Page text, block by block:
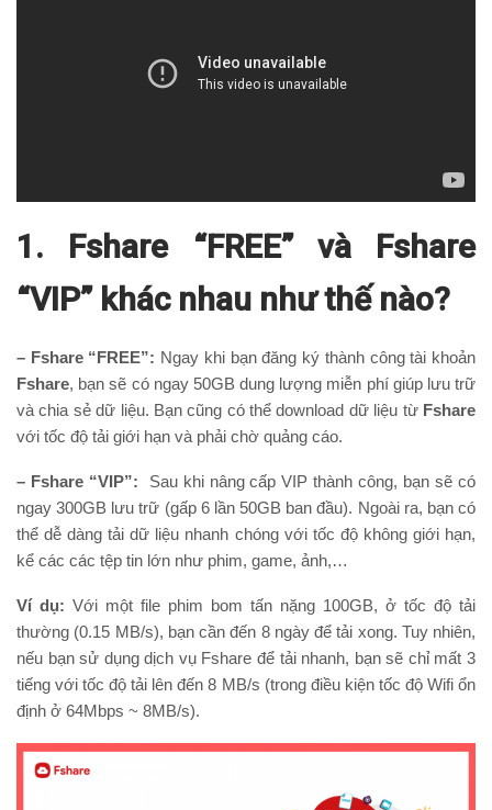
1. Fshare “FREE” và Fshare
“VIP” khác nhau như thế nào?
– Fshare “FREE”: Ngay khi bạn đăng ký thành công tài khoản
Fshare, bạn sẽ có ngay 50GB dung lượng miễn phí giúp lưu trữ
và chia sẻ dữ liệu. Bạn cũng có thể download dữ liệu từ Fshare
với tốc độ tải giới hạn và phải chờ quảng cáo.
– Fshare “VIP”:
Sau khi nâng cấp VIP thành công, bạn sẽ có
ngay 300GB lưu trữ (gấp 6 lần 50GB ban đầu). Ngoài ra, bạn có
thể dễ dàng tải dữ liệu nhanh chóng với tốc độ không giới hạn,
kể các các tệp tin lớn như phim, game, ảnh,…
Ví dụ: Với một file phim bom tấn nặng 100GB, ở tốc độ tải
thường (0.15 MB/s), bạn cần đến 8 ngày để tải xong. Tuy nhiên,
nếu bạn sử dụng dịch vụ Fshare để tải nhanh, bạn sẽ chỉ mất 3
tiếng với tốc độ tải lên đến 8 MB/s (trong điều kiện tốc độ Wifi ổn
định ở 64Mbps ~ 8MB/s).